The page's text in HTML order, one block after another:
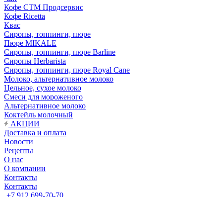
Кофе СТМ Продсервис
Кофе Ricetta
Квас
Сиропы, топпинги, пюре
Пюре MIKALE
Сиропы, топпинги, пюре Barline
Сиропы Herbarista
Сиропы, топпинги, пюре Royal Cane
Молоко, альтернативное молоко
Цельное, сухое молоко
Смеси для мороженого
Альтернативное молоко
Коктейль молочный
АКЦИИ
Доставка и оплата
Новости
Рецепты
О нас
О компании
Контакты
Контакты
+7 912 699-70-70